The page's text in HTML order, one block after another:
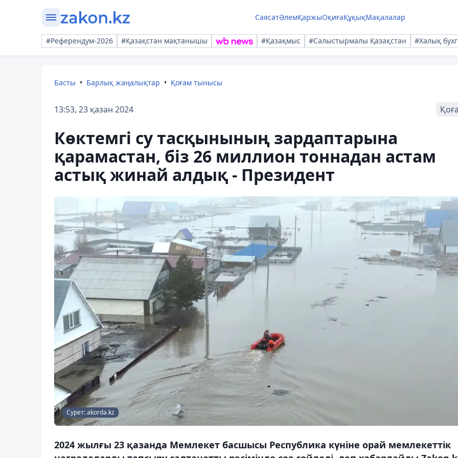
СаясатӘлемҚаржыОқиғаҚұқықМақалалар
#Референдум-2026 #Қазақстан мақтанышы #Қазақмыс #Салыстырмалы Қазақстан #Халық
Басты Барлық жаңалықтар Қоғам тынысы
13:53, 23 қазан 2024
Көктемгі су тасқынының зардаптарына
қарамастан, біз 26 миллион тоннадан астам
астық жинай алдық - Президент
Сурет: akorda.kz
2024 жылғы 23 қазанда Мемлекет басшысы Республика күніне орай мемлекеттік